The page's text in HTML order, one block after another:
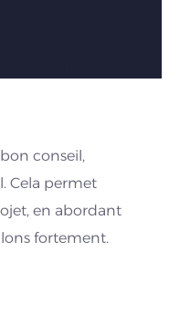
conseil,
Cela permet
en abordant
fortement.